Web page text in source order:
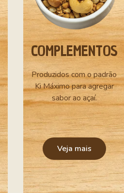
COMPLEMENTOS
Produzidos com o padrão
Ki Máximo para agregar
sabor ao açaí.
Veja mais